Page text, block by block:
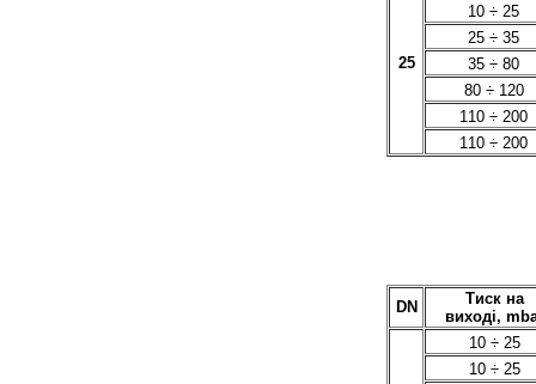
25
10 ÷ 25
25 ÷ 35
35 ÷ 80
80 ÷ 120
110 ÷ 200
110 ÷ 200
DN
Тиск на
виході,
10 ÷ 25
10 ÷ 25